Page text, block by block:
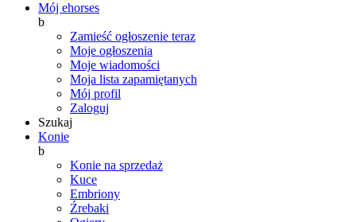
Mój ehorses
b
Zamieść ogłoszenie teraz
Moje ogłoszenia
Moje wiadomości
Moja lista zapamiętanych
Mój profil
Zaloguj
Szukaj
Konie
b
Konie na sprzedaż
Kuce
Embriony
Źrebaki